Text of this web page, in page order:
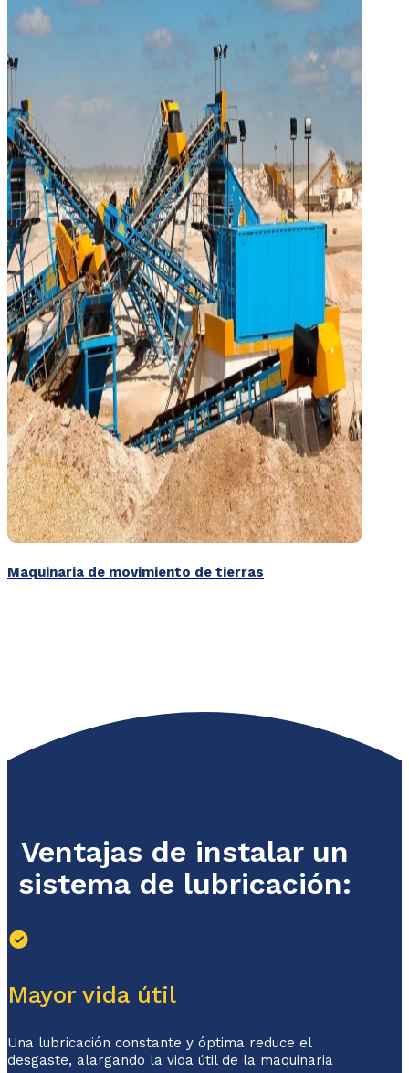
Maquinaria de movimiento de tierras
Ventajas de instalar un
sistema de lubricación:
Mayor vida útil
Una lubricación constante y óptima reduce el
desgaste, alargando la vida útil de la maquinaria